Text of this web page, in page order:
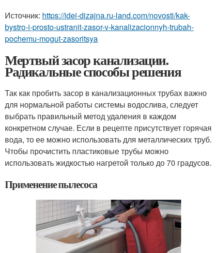
Источник: https://idei-dizajna.ru-land.com/novosti/kak-
bystro-i-prosto-ustranit-zasor-v-kanalizacionnyh-trubah-
pochemu-mogut-zasoritsya
Мертвый засор канализации.
Радикальные способы решения
Так как пробить засор в канализационных трубах важно
для нормальной работы системы водослива, следует
выбрать правильный метод удаления в каждом
конкретном случае. Если в рецепте присутствует горячая
вода, то ее можно использовать для металлических труб.
Чтобы прочистить пластиковые трубы можно
использовать жидкостью нагретой только до 70 градусов.
Применение пылесоса